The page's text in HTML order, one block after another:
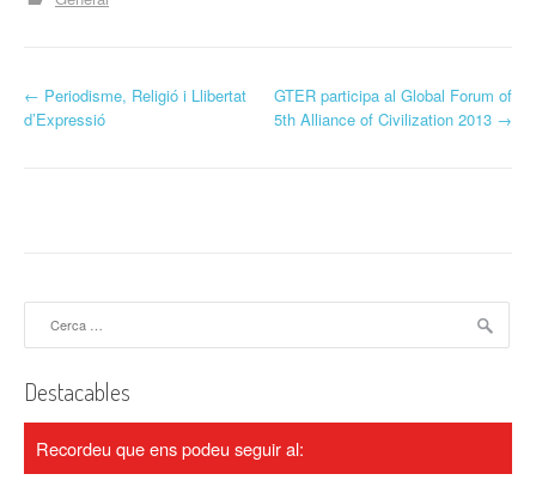
P
v
i
g
← Periodisme, Religió i Llibertat
d’Expressió
GTER participa al Global Forum of
5th Alliance of Civilization 2013 →
Destacables
Recordeu que ens podeu seguir al: